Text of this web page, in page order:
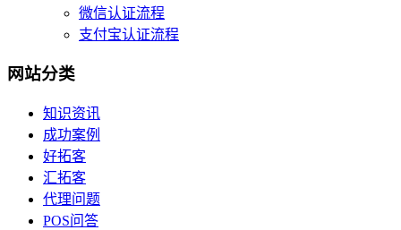
微信认证流程
支付宝认证流程
网站分类
知识资讯
成功案例
好拓客
汇拓客
代理问题
POS问答